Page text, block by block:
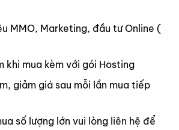
MMO, Marketing, đầu tư Online (
khi mua kèm với gói Hosting
giảm giá sau mỗi lần mua tiếp
số lượng lớn vui lòng liên hệ để